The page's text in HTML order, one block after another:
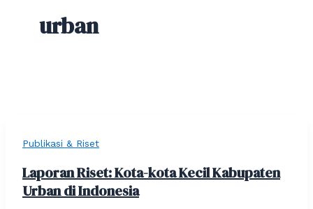
urban
Publikasi & Riset
Laporan Riset: Kota-kota Kecil Kabupaten
Urban di Indonesia